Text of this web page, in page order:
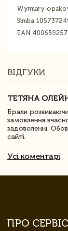
Wymiary
Simba
EAN
ВІДГУКИ
ТЕТЯНА
Брали
замовлення
задоволенні.
сайті.
Усі коментарі
ПРО